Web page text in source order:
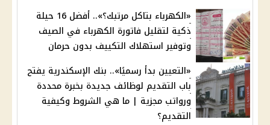
«الكهرباء بتاكل مرتبك؟».. أفضل 16 حيلة
ذكية لتقليل فاتورة الكهرباء في الصيف
وتوفير استهلاك التكييف بدون حرمان
«التعيين بدأ رسميًا».. بنك الإسكندرية يفتح
باب التقديم لوظائف جديدة بخبرة محددة
ورواتب مجزية | ما هي الشروط وكيفية
التقديم؟